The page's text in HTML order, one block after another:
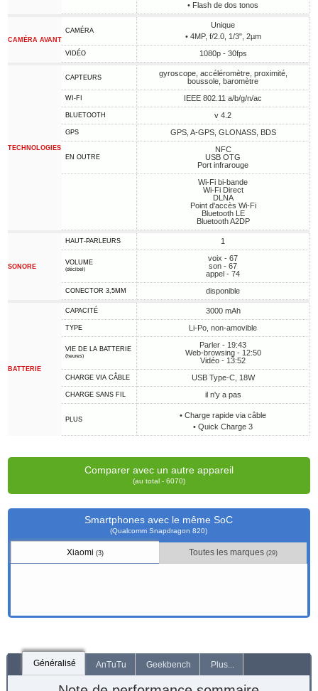
• Flash de dos tonos
CAMÉRA AVANT
CAMÉRA
Unique
• 4MP, f/2.0, 1/3", 2µm
VIDÉO 1080p - 30fps
TECHNOLOGIES
CAPTEURS
gyroscope, accéléromètre, proximité,
boussole, baromètre
WI-FI IEEE 802.11 a/b/g/n/ac
BLUETOOTH v 4.2
GPS GPS, A-GPS, GLONASS, BDS
EN OUTRE
NFC
USB OTG
Port infrarouge
Wi-Fi bi-bande
Wi-Fi Direct
DLNA
Point d'accès Wi-Fi
Bluetooth LE
Bluetooth A2DP
SONORE
HAUT-PARLEURS 1
VOLUME
(décibel)
voix - 67
son - 67
appel - 74
CONECTOR 3,5MM disponible
BATTERIE
CAPACITÉ 3000 mAh
TYPE Li-Po, non-amovible
VIE DE LA BATTERIE
(heures)
Parler - 19:43
Web-browsing - 12:50
Vidéo - 13:52
CHARGE VIA CÂBLE USB Type-C, 18W
CHARGE SANS FIL il n'y a pas
PLUS
• Charge rapide via câble
• Quick Charge 3
Comparer avec un autre appareil
(au total - 6070)
Smartphones avec le même SoC
(Qualcomm Snapdragon 820)
Xiaomi(3) Toutes les marques(29)
Généralisé AnTuTu Geekbench Plus...